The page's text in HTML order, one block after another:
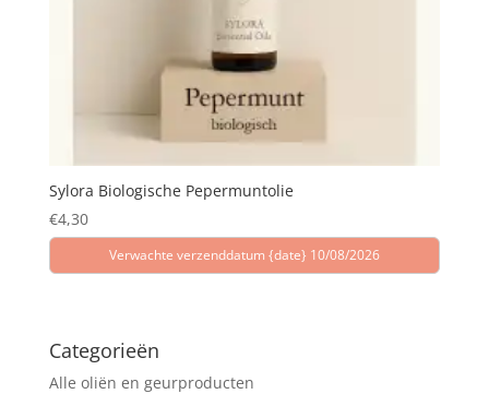
Sylora Biologische Pepermuntolie
€4,30
Verwachte verzenddatum {date} 10/08/2026
Categorieën
Alle oliën en geurproducten